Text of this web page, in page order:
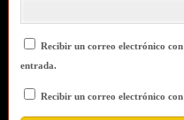
Recibir un correo electrónico con
entrada.
Recibir un correo electrónico